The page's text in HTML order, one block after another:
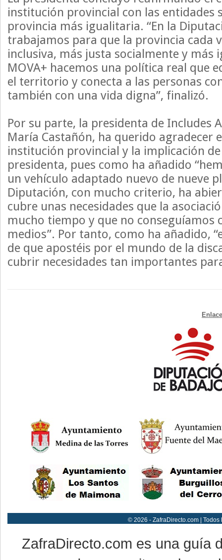
institución provincial con las entidades
provincia más igualitaria. “En la
trabajamos para que la provincia cada
inclusiva, más justa socialmente y más
MOVA+ hacemos una política real que
el territorio y conecta a las personas
también con una vida digna”, finalizó.
Por su parte, la presidenta de Includes
María Castañón, ha querido agradecer
institución provincial y la implicación
presidenta, pues como ha añadido
un vehículo adaptado nuevo de nueve
Diputación, con mucho criterio, ha
cubre unas necesidades que la
mucho tiempo y que no
medios”. Por tanto, como ha añadido,
de que apostéis por el mundo de la
cubrir necesidades tan importantes
© 2026 - ZafraDirecto.com |
ZafraDirecto.com es una guía